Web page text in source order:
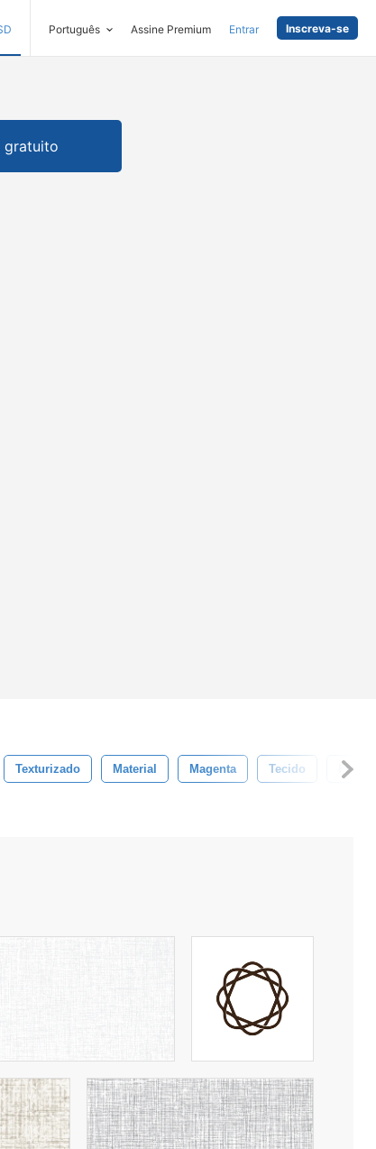
Português Assine Premium Entrar Inscreva-se
gratuito
Texturizado Material Magenta Tecido Fibra